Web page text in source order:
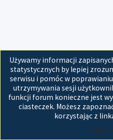
Używamy informacji
statystycznych by lepiej
serwisu i pomóc w
utrzymywania sesji
funkcji forum konieczne jest
ciasteczek. Możesz
korzystając z